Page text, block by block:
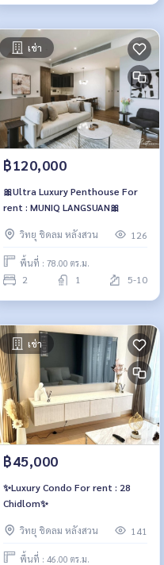
เช่า
฿120,000
🎀Ultra Luxury Penthouse For
rent : MUNIQ LANGSUAN🎀
วิทยุ ชิดลม หลังสวน 126
พื้นที่ : 78.00 ตร.ม.
2 1 5-10
เช่า
฿45,000
✨Luxury Condo For rent : 28
Chidlom✨
วิทยุ ชิดลม หลังสวน 141
พื้นที่ : 46.00 ตร.ม.